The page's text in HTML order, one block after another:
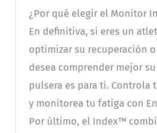
¿Por qué elegir el Monitor
En definitiva, si eres un
optimizar su recuperación
desea comprender mejor
pulsera es para ti. Controla
y monitorea tu fatiga con
Por último, el Index™